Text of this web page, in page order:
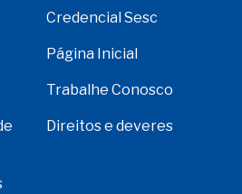
Credencial Sesc
Página Inicial
Trabalhe Conosco
Direitos e deveres